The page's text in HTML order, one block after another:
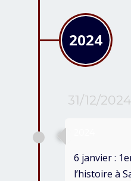
2024
31/12/2024
6 janvier :
l’histoire à